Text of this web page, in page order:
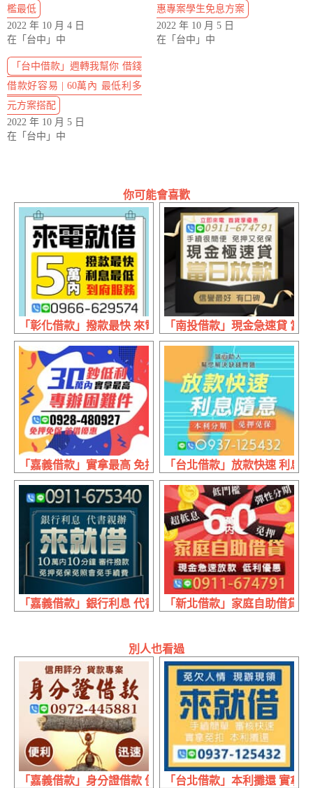
檻最低
2022 年 10 月 4 日
在「台中」中
惠專案學生免息方案
2022 年 10 月 5 日
在「台中」中
「台中借款」週轉我幫你 借錢
借款好容易 | 60萬內 最低利多
元方案搭配
2022 年 10 月 5 日
在「台中」中
你可能會喜歡
「彰化借款」撥款最快 來電就借 | 5萬內 利息最低到府服務
「南投借款」現金急速貸 當
「嘉義借款」實拿最高 免押免保 | 30萬內 首借優惠
「台北借款」放款快速 利息
「嘉義借款」銀行利息 代書親辦 | 10萬內 10分鐘審件撥款
「新北借款」家庭自助借貸
別人也看過
「嘉義借款」身分證借款 便利迅速 | 信用評分 貸款專業
「台北借款」本利攤還 實拿